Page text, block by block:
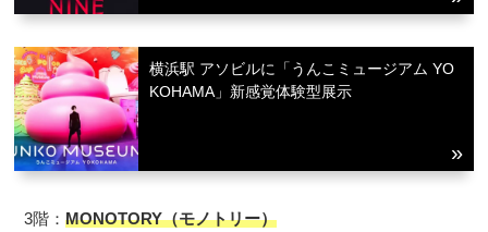
横浜駅 アソビルに「うんこミュージアム YO
KOHAMA」新感覚体験型展示
3階：MONOTORY（モノトリー）